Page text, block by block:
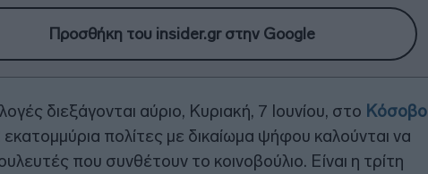
Προσθήκη του insider.gr στην Google
διεξάγονται αύριο, Κυριακή, 7 Ιουνίου, στο Κόσοβο
πολίτες με δικαίωμα ψήφου καλούνται να
που συνθέτουν το κοινοβούλιο. Είναι η τρίτη